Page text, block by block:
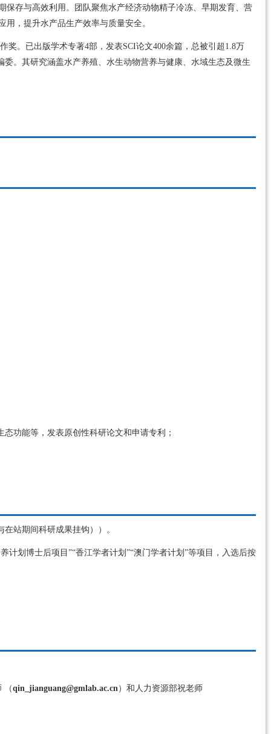
存与高效利用。团队聚焦水产经济动物精子冷冻、早期发育、营
，提升水产品生产效率与质量安全。
奖。已出版学术专著4部，发表SCI论文400余篇，总被引超1.8万
委。其研究涵盖水产养殖、水生动物营养与健康、水域生态及微生
功能等，发表原创性科研论文和申请专利；
站期间科研成果挂钩））。
计划博士后项目”“香江学者计划”“澳门学者计划”等项目，入选后按
（qin_jianguang@gmlab.ac.cn）和人力资源部祝老师